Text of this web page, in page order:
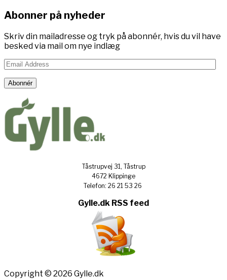
Abonner på nyheder
Skriv din mailadresse og tryk på abonnér, hvis du vil have
besked via mail om nye indlæg
Email
Abonnér
Tåstrupvej 31, Tåstrup
4672 Klippinge
Telefon: 26 21 53 26
Gylle.dk RSS feed
Copyright © 2026 Gylle.dk